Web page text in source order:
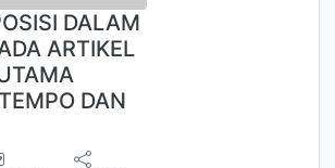
DALAM
ARTIKEL
DAN